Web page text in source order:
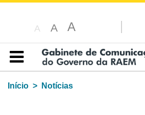
A A A
Índice
Início
Notícias